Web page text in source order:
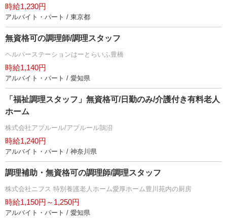
時給1,230円
アルバイト・パート / 東京都
無資格可の調理師/調理スタッフ
ヘルパーステーションはーとらいふ豊橋
時給1,140円
アルバイト・パート / 愛知県
「福祉調理スタッフ」無資格可/日勤のみ/介護付き有料老人
ホーム
株式会社アプルール/アプルール鵠沼
時給1,240円
アルバイト・パート / 神奈川県
調理補助・無資格可の調理師/調理スタッフ
株式会社ニフス 特別養護老人ホーム愛厚ホーム豊川苑内の厨房
時給1,150円～1,250円
アルバイト・パート / 愛知県